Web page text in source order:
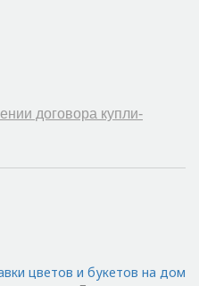
договора купли-